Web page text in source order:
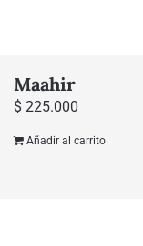
Maahir
$ 225.000
Añadir al carrito